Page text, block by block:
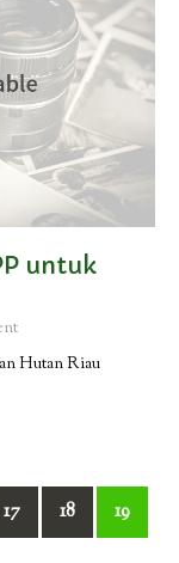
untuk
Hutan Riau
17 18 19